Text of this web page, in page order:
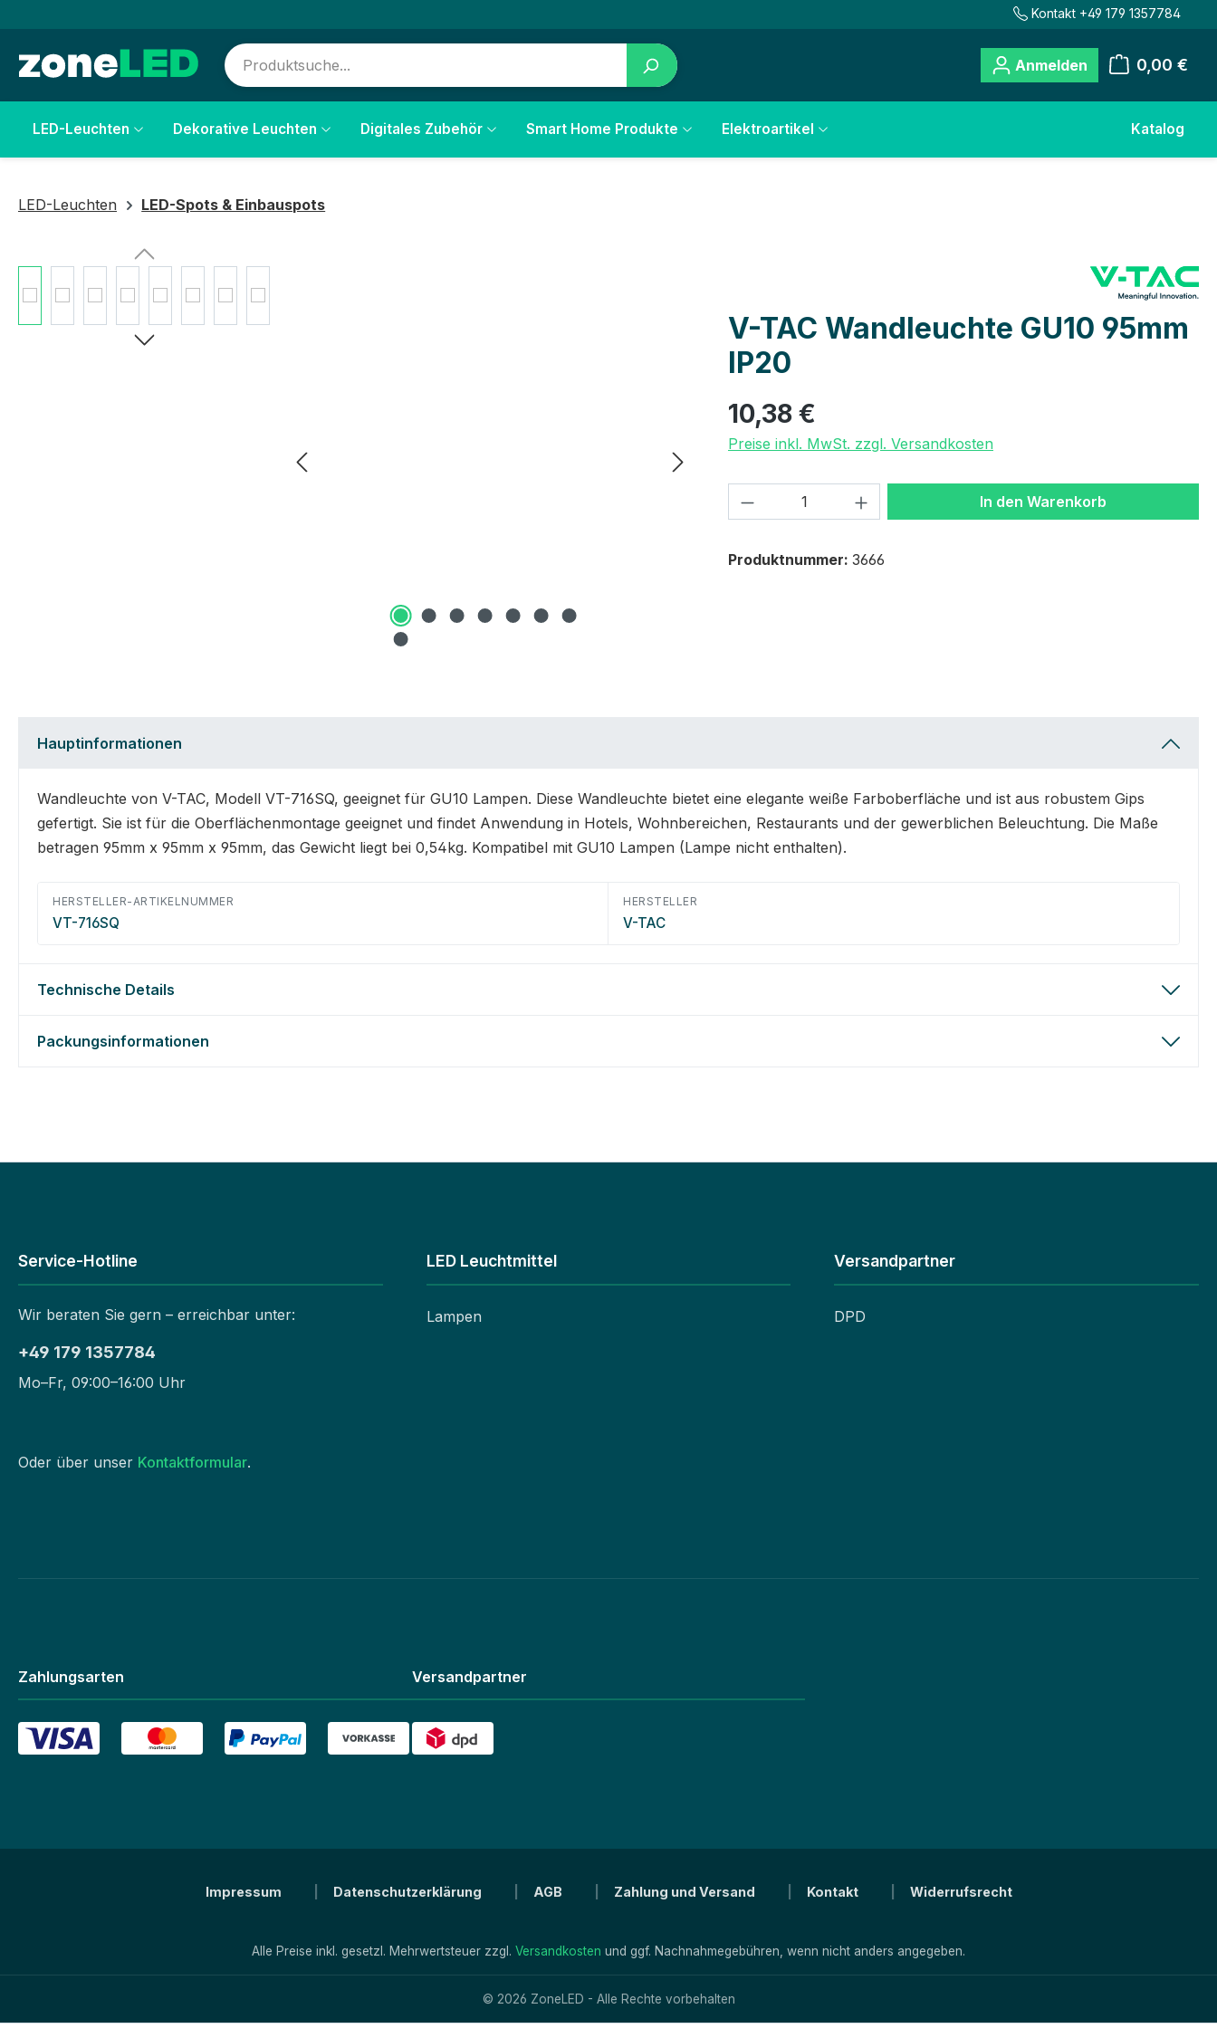
Kontakt +49 179 1357784
Anmelden 0,00 €
LED-Leuchten Dekorative Leuchten Digitales Zubehör Smart Home Produkte Elektroartikel Katalog
LED-Leuchten LED-Spots & Einbauspots
V-TAC Wandleuchte GU10 95mm
IP20
10,38 €
Preise inkl. MwSt. zzgl. Versandkosten
Produkt Anzahl: Gib den gewünschten Wert
In den Warenkorb
Produktnummer: 3666
Hauptinformationen
Wandleuchte von V-TAC, Modell VT-716SQ, geeignet für GU10 Lampen. Diese Wandleuchte bietet eine elegante weiße Farboberfläche und ist aus robustem Gips
gefertigt. Sie ist für die Oberflächenmontage geeignet und findet Anwendung in Hotels, Wohnbereichen, Restaurants und der gewerblichen Beleuchtung. Die Maße
betragen 95mm x 95mm x 95mm, das Gewicht liegt bei 0,54kg. Kompatibel mit GU10 Lampen (Lampe nicht enthalten).
HERSTELLER-ARTIKELNUMMER
VT-716SQ
HERSTELLER
V-TAC
Technische Details
Packungsinformationen
Service-Hotline
Wir beraten Sie gern – erreichbar unter:
+49 179 1357784
Mo–Fr, 09:00–16:00 Uhr
Oder über unser Kontaktformular.
LED Leuchtmittel
Lampen
Versandpartner
DPD
Zahlungsarten Versandpartner
Impressum Datenschutzerklärung AGB Zahlung und Versand Kontakt Widerrufsrecht
Alle Preise inkl. gesetzl. Mehrwertsteuer zzgl. Versandkosten und ggf. Nachnahmegebühren, wenn nicht anders angegeben.
© 2026 ZoneLED - Alle Rechte vorbehalten